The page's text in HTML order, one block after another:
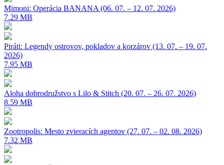
Mimoni: Operácia BANANA (06. 07. – 12. 07. 2026)
7.29 MB
Piráti: Legendy ostrovov, pokladov a korzárov (13. 07. – 19. 07.
2026)
7.95 MB
Aloha dobrodružstvo s Lilo & Stitch (20. 07. – 26. 07. 2026)
8.59 MB
Zootropolis: Mesto zvieracích agentov (27. 07. – 02. 08. 2026)
7.32 MB